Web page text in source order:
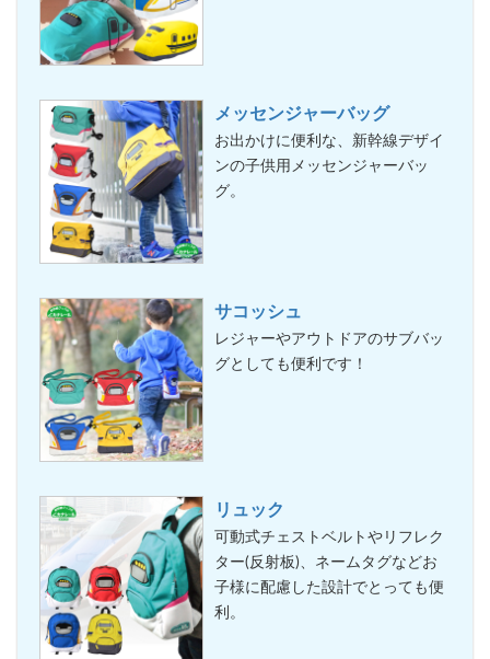
メッセンジャーバッグ
お出かけに便利な、新幹線デザイ
ンの子供用メッセンジャーバッ
グ。
サコッシュ
レジャーやアウトドアのサブバッ
グとしても便利です！
リュック
可動式チェストベルトやリフレク
ター(反射板)、ネームタグなどお
子様に配慮した設計でとっても便
利。